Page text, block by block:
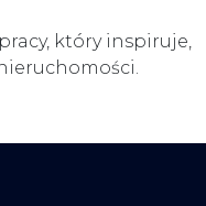
który inspiruje,